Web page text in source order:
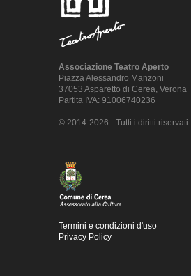
Associazione Teatro Aperto
Piazza Alessandro Manzoni
37053 Asparetto di Cerea, Verona
Partita IVA: 91006740236
© 2014-2026 - Tutti i diritti riservati.
Termini e condizioni d'uso
Privacy Policy